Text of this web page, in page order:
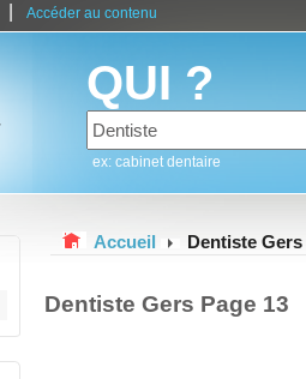
Accéder au contenu
QUI ?
ex: cabinet dentaire
Accueil Dentiste Gers
Dentiste Gers Page 13